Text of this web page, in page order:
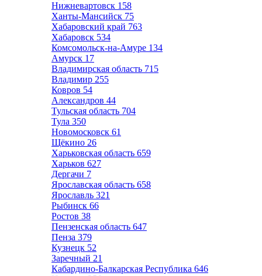
Нижневартовск 158
Ханты-Мансийск 75
Хабаровский край 763
Хабаровск 534
Комсомольск-на-Амуре 134
Амурск 17
Владимирская область 715
Владимир 255
Ковров 54
Александров 44
Тульская область 704
Тула 350
Новомосковск 61
Щёкино 26
Харьковская область 659
Харьков 627
Дергачи 7
Ярославская область 658
Ярославль 321
Рыбинск 66
Ростов 38
Пензенская область 647
Пенза 379
Кузнецк 52
Заречный 21
Кабардино-Балкарская Республика 646